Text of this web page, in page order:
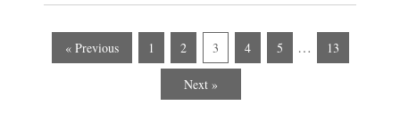
« Previous 1 2 3 4 5 … 13
Next »